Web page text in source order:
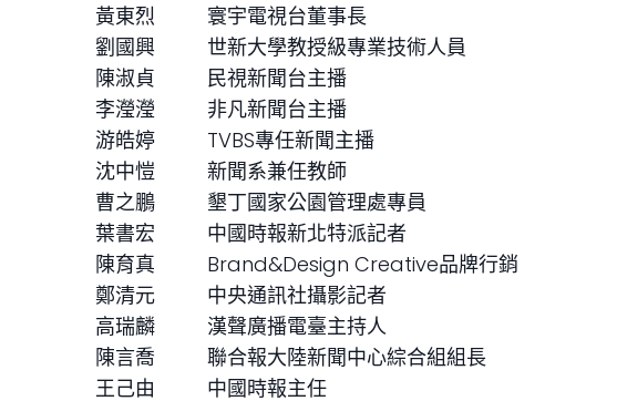
黃東烈
寰宇電視台董事長
劉國興
世新大學教授級專業技術人員
陳淑貞
民視新聞台主播
李瀅瀅
非凡新聞台主播
游皓婷
TVBS專任新聞主播
沈中愷
新聞系兼任教師
曹之鵬
墾丁國家公園管理處專員
葉書宏
中國時報新北特派記者
陳育真
Brand&Design Creative品牌行銷
鄭清元
中央通訊社攝影記者
高瑞麟
漢聲廣播電臺主持人
陳言喬
聯合報大陸新聞中心綜合組組長
王己由
中國時報主任